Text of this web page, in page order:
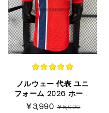
ノルウェー 代表 ユニ
フォーム 2026 ホーム
プレイヤーバージョン
￥3,990￥5,000